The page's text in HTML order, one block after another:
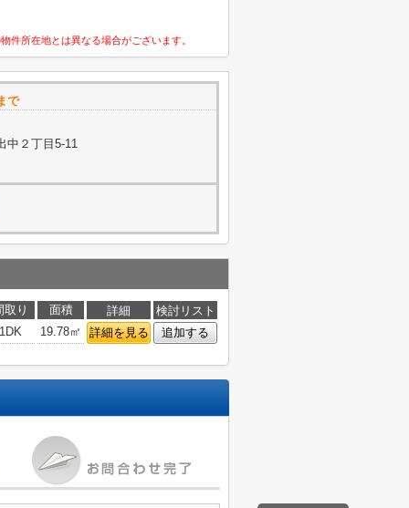
件所在地とは異なる場合がございます。
で
中２丁目5-11
取り 面積 詳細
検討リスト
1DK 19.78㎡ 詳細を見る 追加する